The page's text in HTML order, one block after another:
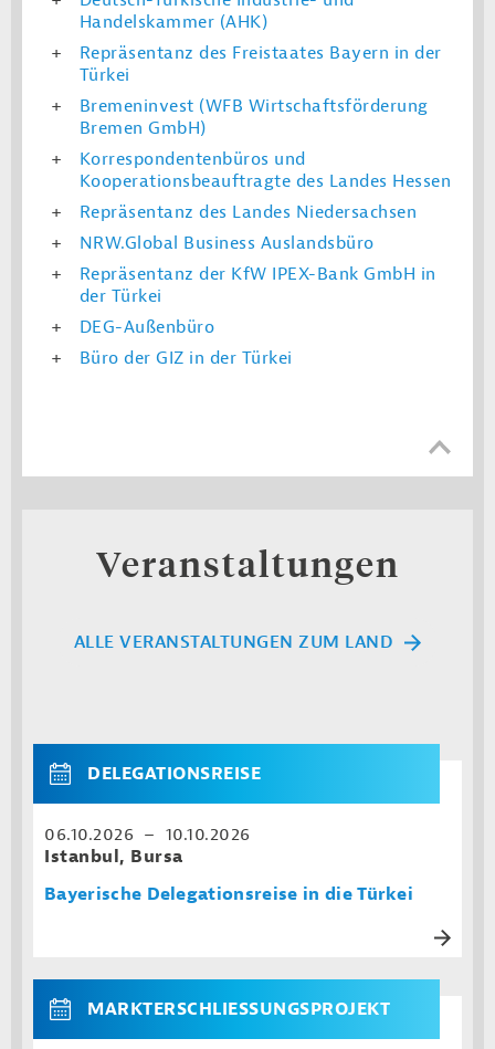
Handelskammer (AHK)
Repräsentanz des Freistaates Bayern in der
Türkei
Bremeninvest (WFB Wirtschaftsförderung
Bremen GmbH)
Korrespondentenbüros und
Kooperationsbeauftragte des Landes Hessen
Repräsentanz des Landes Niedersachsen
NRW.Global Business Auslandsbüro
Repräsentanz der KfW IPEX-Bank GmbH in
der Türkei
DEG-Außenbüro
Büro der GIZ in der Türkei
Veranstaltungen
ALLE VERANSTALTUNGEN ZUM LAND
DELEGATIONSREISE
06.10.2026 – 10.10.2026
Istanbul, Bursa
Bayerische Delegationsreise in die Türkei
MARKTERSCHLIESSUNGSPROJEKT